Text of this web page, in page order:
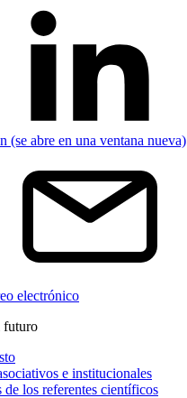
(se abre en una ventana nueva)
electrónico
futuro
e institucionales
de los referentes científicos